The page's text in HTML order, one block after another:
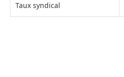
Taux syndical